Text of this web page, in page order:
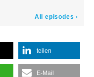
teilen
E-Mail